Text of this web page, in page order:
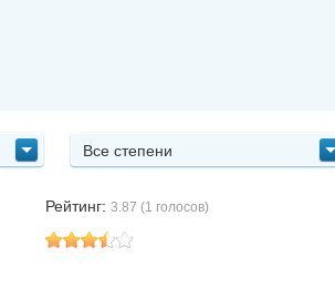
Все степени
Рейтинг: 3.87 (1 голосов)